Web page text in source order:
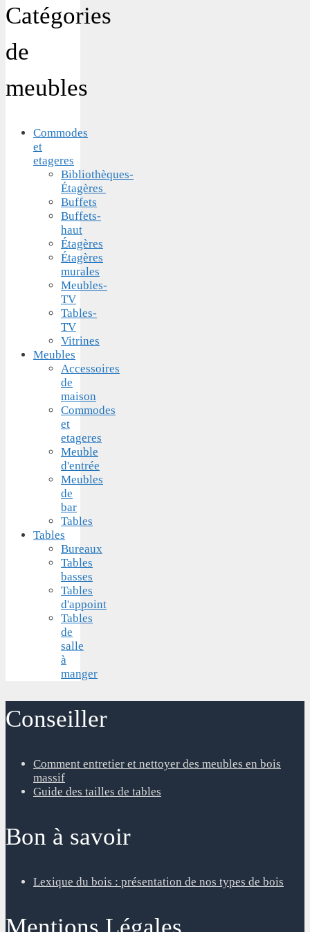
Catégories
de
meubles
Commodes
et
etageres
Bibliothèques-
Étagères
Buffets
Buffets-
haut
Étagères
Étagères
murales
Meubles-
TV
Tables-
TV
Vitrines
Meubles
Accessoires
de
maison
Commodes
et
etageres
Meuble
d'entrée
Meubles
de
bar
Tables
Tables
Bureaux
Tables
basses
Tables
d'appoint
Tables
de
salle
à
manger
Conseiller
Comment entretier et nettoyer des meubles en bois
massif
Guide des tailles de tables
Bon à savoir
Lexique du bois : présentation de nos types de bois